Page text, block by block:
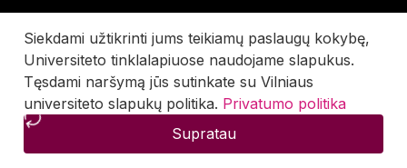
Siekdami užtikrinti jums teikiamų paslaugų kokybę,
Universiteto tinklalapiuose naudojame slapukus.
Tęsdami naršymą jūs sutinkate su Vilniaus
universiteto slapukų politika. Privatumo politika
Supratau